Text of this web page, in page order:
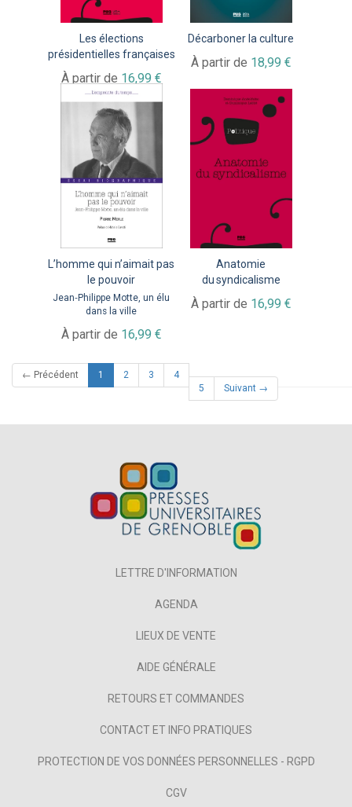
Les élections
présidentielles françaises
À partir de 16,99 €
Décarboner la culture
À partir de 18,99 €
L’homme qui n’aimait pas
le pouvoir
Jean‑Philippe Motte, un élu
dans la ville
À partir de 16,99 €
Anatomie
du syndicalisme
À partir de 16,99 €
← Précédent 1 (current)
2 3
4
5
Suivant →
LETTRE D'INFORMATION
AGENDA
LIEUX DE VENTE
AIDE GÉNÉRALE
RETOURS ET COMMANDES
CONTACT ET INFO PRATIQUES
PROTECTION DE VOS DONNÉES PERSONNELLES - RGPD
CGV